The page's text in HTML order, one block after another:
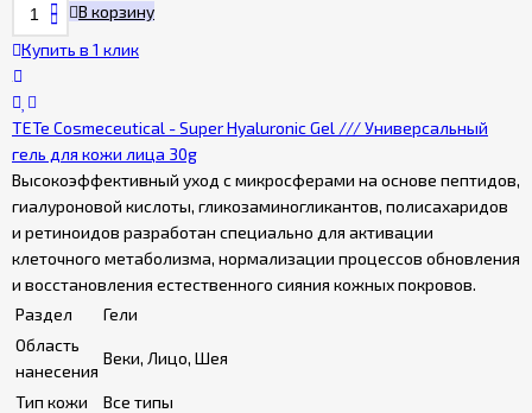
В корзину
Купить в 1 клик
TETe Cosmeceutical - Super Hyaluronic Gel /// Универсальный
гель для кожи лица 30g
Высокоэффективный уход с микросферами на основе пептидов,
гиалуроновой кислоты, гликозаминогликантов, полисахаридов
и ретиноидов разработан специально для активации
клеточного метаболизма, нормализации процессов обновления
и восстановления естественного сияния кожных покровов.
Раздел
Гели
Область
нанесения
Веки, Лицо, Шея
Тип кожи
Все типы